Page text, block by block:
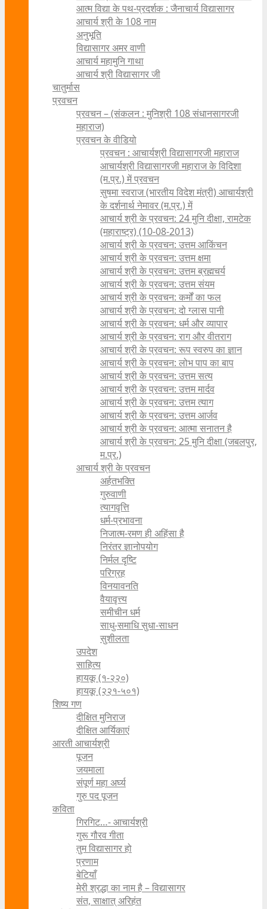
आत्म विद्या के पथ-प्रदर्शक : जैनाचार्य विद्यासागर
आचार्य श्री के 108 नाम
अनुभूति
विद्यासागर अमर वाणी
आचार्य महामुनि गाथा
आचार्य श्री विद्यासागर जी
चातुर्मास
प्रवचन
प्रवचन – (संकलन : मुनिश्री 108 संधानसागरजी
महाराज)
प्रवचन के वीडियो
प्रवचन : आचार्यश्री ‍विद्यासागरजी महाराज
आचार्यश्री विद्यासागरजी महाराज के विदिशा
(म.प्र.) में प्रवचन
सुषमा स्वराज (भारतीय विदेश मंत्री) आचार्यश्री
के दर्शनार्थ नेमावर (म.प्र.) में
आचार्य श्री के प्रवचन: 24 मुनि दीक्षा, रामटेक
(महाराष्ट्र) (10-08-2013)
आचार्य श्री के प्रवचन: उत्तम आकिंचन
आचार्य श्री के प्रवचन: उत्तम क्षमा
आचार्य श्री के प्रवचन: उत्तम ब्रह्मचर्य
आचार्य श्री के प्रवचन: उत्तम संयम
आचार्य श्री के प्रवचन: कर्मों का फल
आचार्य श्री के प्रवचन: दो ग्लास पानी
आचार्य श्री के प्रवचन: धर्म और व्यापार
आचार्य श्री के प्रवचन: राग और वीतराग
आचार्य श्री के प्रवचन: रूप स्वरुप का ज्ञान
आचार्य श्री के प्रवचन: लोभ पाप का बाप
आचार्य श्री के प्रवचन: उत्तम सत्य
आचार्य श्री के प्रवचन: उत्तम मार्दव
आचार्य श्री के प्रवचन: उत्तम त्याग
आचार्य श्री के प्रवचन: उत्तम आर्जव
आचार्य श्री के प्रवचन: आत्मा सनातन है
आचार्य श्री के प्रवचन: 25 मुनि दीक्षा (जबलपुर,
म.प्र.)
आचार्य श्री के प्रवचन
अर्हतभक्ति
गुरुवाणी
त्यागवृत्ति
धर्म-प्रभावना
निजात्म-रमण ही अहिंसा है
निरंतर ज्ञानोपयोग
निर्मल दृष्टि
परिग्रह
विनयावनति
वैयावृत्त्य
समीचीन धर्म
साधु-समाधि सुधा-साधन
सुशीलता
उपदेश
साहित्य
हायकू (१‍-२२०)
हायकू (२२१-५०१)
शिष्य गण
दीक्षित मुनिराज
दीक्षित आर्यिकाएं
आरती आचार्यश्री
पूजन
जयमाला
संपूर्ण महा अर्घ्य
गुरु पद पूजन
कविता
गिरगिट…- आचार्यश्री
गुरू गौरव गीता
तुम विद्यासागर हो
प्रणाम
बेटियाँ
मेरी श्रद्धा का नाम है – विद्यासागर
संत, साक्षात् अरिहंत